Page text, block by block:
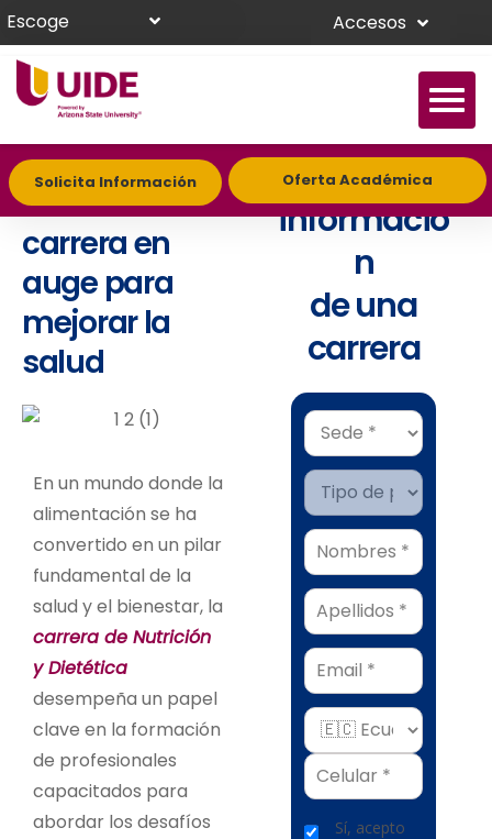
Escoge Accesos
Solicita Información Oferta Académica
Nutrición y
dietética: una
carrera en
auge para
mejorar la
salud
En un mundo donde la
alimentación se ha
convertido en un pilar
fundamental de la
salud y el bienestar, la
carrera de Nutrición
y Dietética
desempeña un papel
clave en la formación
de profesionales
capacitados para
abordar los desafíos
Solicita
informació
n
de una
carrera
Email
Sí, acepto